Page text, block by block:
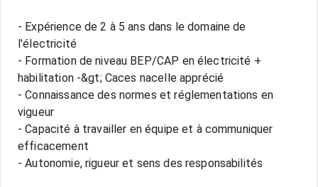
- Expérience de 2 à 5 ans dans le domaine de
l'électricité
- Formation de niveau BEP/CAP en électricité +
habilitation -&gt; Caces nacelle apprécié
- Connaissance des normes et réglementations en
vigueur
- Capacité à travailler en équipe et à communiquer
efficacement
- Autonomie, rigueur et sens des responsabilités